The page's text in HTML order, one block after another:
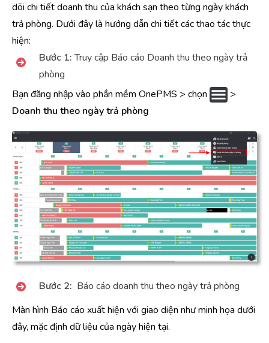
dõi chi tiết doanh thu của khách sạn theo từng ngày khách
trả phòng. Dưới đây là hướng dẫn chi tiết các thao tác thực
hiện:
Bước 1:Truy cập Báo cáo Doanh thu theo ngày trả
phòng
Bạn đăng nhập vào phần mềm OnePMS > chọn
>
Doanh thu theo ngày trả phòng
Bước 2: Báo cáo doanh thu theo ngày trả phòng
Màn hình Báo cáo xuất hiện với giao diện như minh họa dưới
đây, mặc định dữ liệu của ngày hiện tại.